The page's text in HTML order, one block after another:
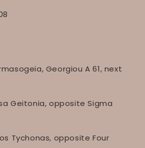
Georgiou A 61, next
Geitonia, opposite Sigma
Tychonas, opposite Four